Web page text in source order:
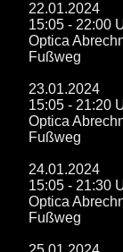
22.01.2024
15:05 - 22:00
Optica
Fußweg
23.01.2024
15:05 - 21:20
Optica
Fußweg
24.01.2024
15:05 - 21:30
Optica
Fußweg